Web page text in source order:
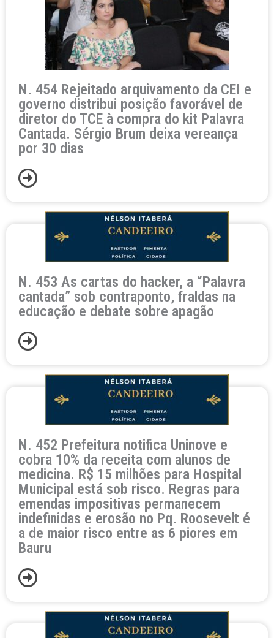
N. 454 Rejeitado arquivamento da CEI e
governo distribui posição favorável de
diretor do TCE à compra do kit Palavra
Cantada. Sérgio Brum deixa vereança
por 30 dias
N. 453 As cartas do hacker, a “Palavra
cantada” sob contraponto, fraldas na
educação e debate sobre apagão
N. 452 Prefeitura notifica Uninove e
cobra 10% da receita com alunos de
medicina. R$ 15 milhões para Hospital
Municipal está sob risco. Regras para
emendas impositivas permanecem
indefinidas e erosão no Pq. Roosevelt é
a de maior risco entre as 6 piores em
Bauru